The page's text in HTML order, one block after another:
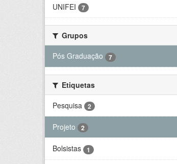
UNIFEI
7
Grupos
Pós Graduação
7
Etiquetas
Pesquisa
2
Projeto 2
Bolsistas 1